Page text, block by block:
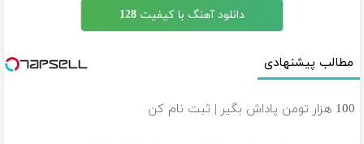
دانلود آهنگ با کیفیت 128
مطالب پیشنهادی
100 هزار تومن پاداش بگیر | ثبت نام کن